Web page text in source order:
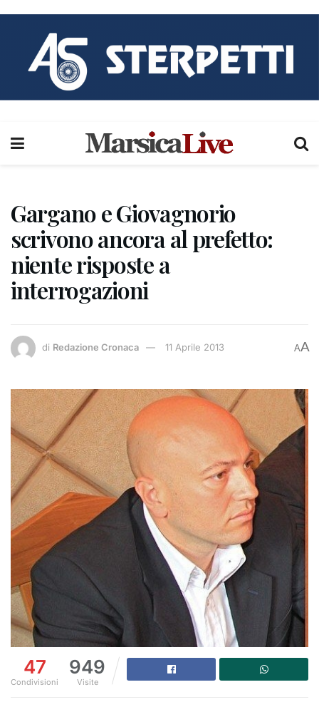
Gargano e Giovagnorio
scrivono ancora al prefetto:
niente risposte a
interrogazioni
di Redazione Cronaca 11 Aprile 2013 AA
47
Condivisioni
949
Visite